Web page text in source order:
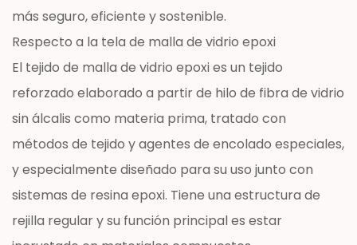
más seguro, eficiente y sostenible.
Respecto a la tela de malla de vidrio epoxi
El tejido de malla de vidrio epoxi es un tejido
reforzado elaborado a partir de hilo de fibra de vidrio
sin álcalis como materia prima, tratado con
métodos de tejido y agentes de encolado especiales,
y especialmente diseñado para su uso junto con
sistemas de resina epoxi. Tiene una estructura de
rejilla regular y su función principal es estar